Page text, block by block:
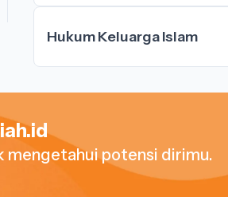
Hukum Keluarga Islam
mengetahui potensi dirimu.